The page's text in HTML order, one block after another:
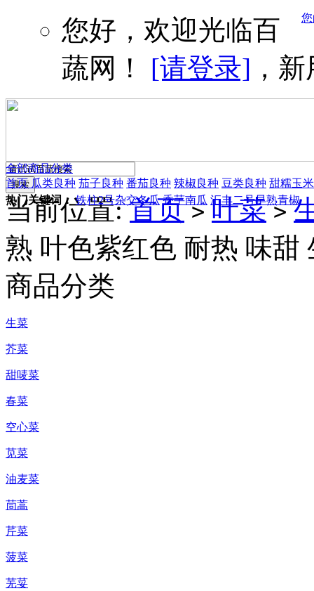
您好，欢迎光临百
蔬网！ [请登录] ，
热门关键词： 铁柱2号杂交冬瓜 香芋南瓜 汇丰二号早熟青椒
全部商品分类
首页 瓜类良种 茄子良种 番茄良种 辣椒良种 豆类良种 甜糯玉米
当前位置:首页 > 叶菜 >
熟 叶色紫红色 耐热 味甜
商品分类
生菜
芥菜
甜唛菜
春菜
空心菜
苋菜
油麦菜
茼蒿
芹菜
菠菜
芜荽